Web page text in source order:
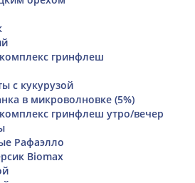
гринфлеш
с кукурузой
в микроволновке (5%)
гринфлеш утро/вечер
Рафаэлло
Biomax